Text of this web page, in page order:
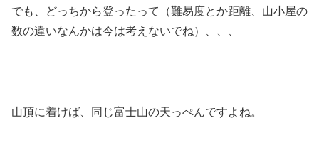
でも、どっちから登ったって（難易度とか距離、山小屋の
数の違いなんかは今は考えないでね）、、、
山頂に着けば、同じ富士山の天っぺんですよね。